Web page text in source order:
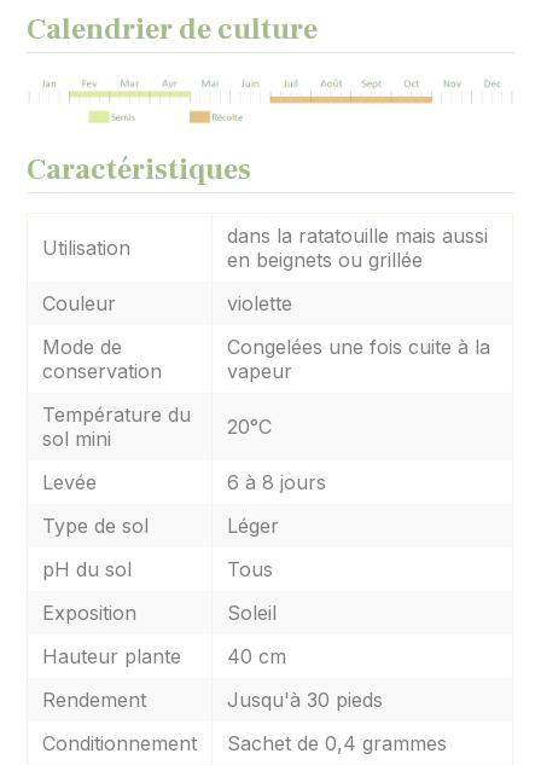
Calendrier de culture
Caractéristiques
Utilisation
dans la ratatouille mais aussi
en beignets ou grillée
Couleur
violette
Mode de
conservation
Congelées une fois cuite à la
vapeur
Température du
sol mini
20°C
Levée
6 à 8 jours
Type de sol
Léger
pH du sol
Tous
Exposition
Soleil
Hauteur plante
40 cm
Rendement
Jusqu'à 30 pieds
Conditionnement
Sachet de 0,4 grammes